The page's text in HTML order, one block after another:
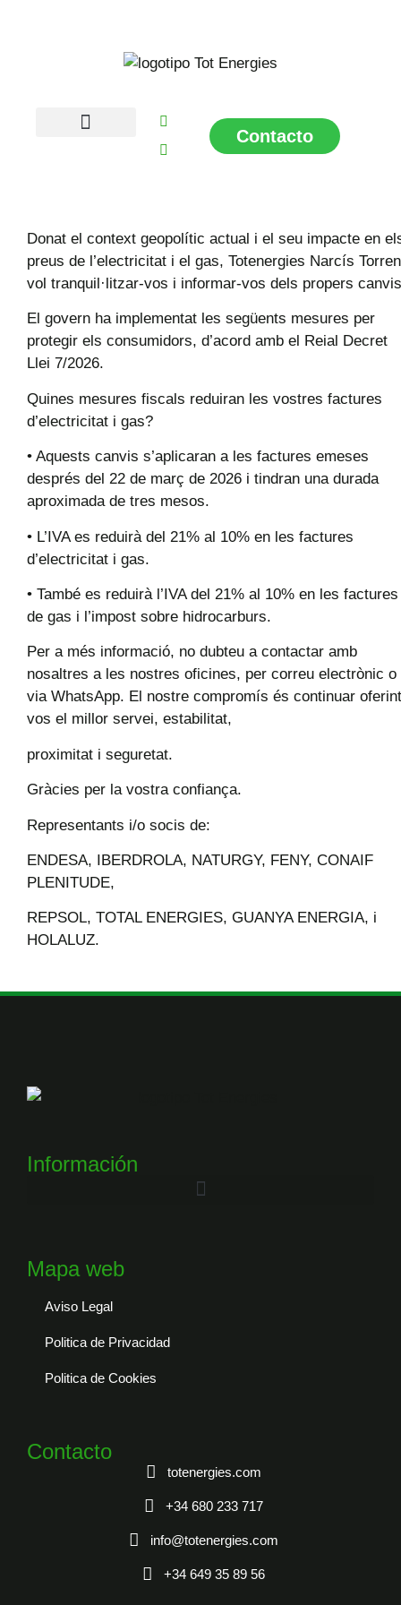
Contacto
Donat el context geopolític actual i el seu impacte en
preus de l’electricitat i el gas, Totenergies Narcís
vol tranquil·litzar-vos i informar-vos dels propers
El govern ha implementat les següents mesures per
protegir els consumidors, d’acord amb el Reial Decret
Llei 7/2026.
Quines mesures fiscals reduiran les vostres factures
d’electricitat i gas?
• Aquests canvis s’aplicaran a les factures emeses
després del 22 de març de 2026 i tindran una durada
aproximada de tres mesos.
• L’IVA es reduirà del 21% al 10% en les factures
d’electricitat i gas.
• També es reduirà l’IVA del 21% al 10% en les factures
de gas i l’impost sobre hidrocarburs.
Per a més informació, no dubteu a contactar amb
nosaltres a les nostres oficines, per correu electrònic o
via WhatsApp. El nostre compromís és continuar
vos el millor servei, estabilitat,
proximitat i seguretat.
Gràcies per la vostra confiança.
Representants i/o socis de:
ENDESA, IBERDROLA, NATURGY, FENY, CONAIF
PLENITUDE,
REPSOL, TOTAL ENERGIES, GUANYA ENERGIA, i
HOLALUZ.
Información
Mapa web
Aviso Legal
Politica de Privacidad
Politica de Cookies
Contacto
totenergies.com
+34 680 233 717
info@totenergies.com
+34 649 35 89 56